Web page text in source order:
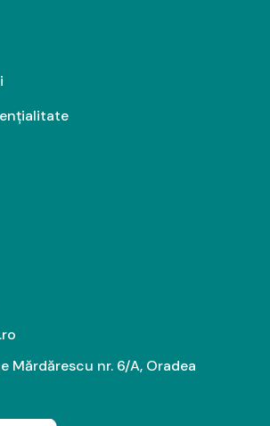
Mărdărescu nr. 6/A, Oradea